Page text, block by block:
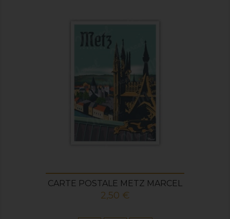
CARTE POSTALE METZ MARCEL
Prix
2,50 €